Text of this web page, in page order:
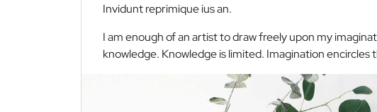
Invidunt reprimique ius an.
I am enough of an artist to draw freely upon my
knowledge. Knowledge is limited. Imagination encircles